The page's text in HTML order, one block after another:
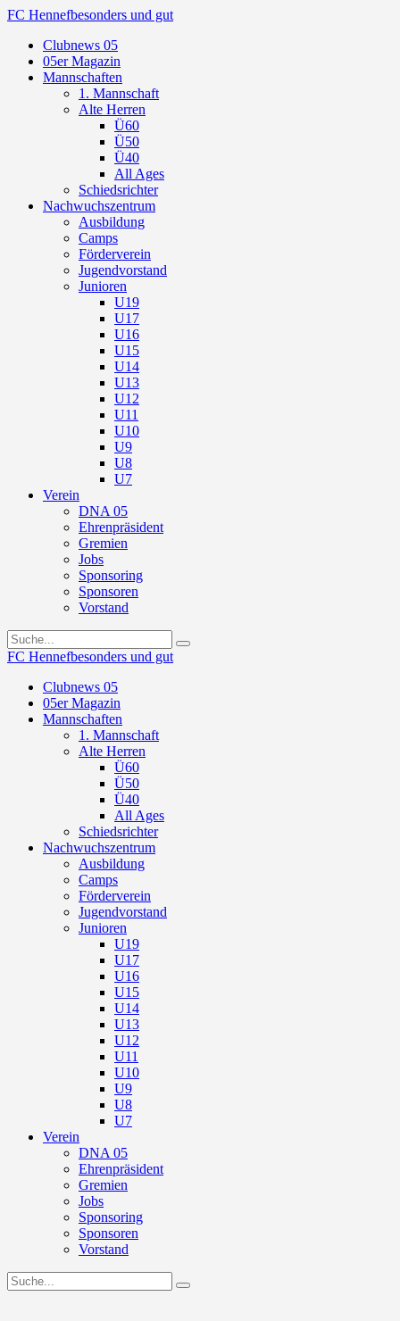
FC Hennefbesonders und gut
Clubnews 05
05er Magazin
Mannschaften
1. Mannschaft
Alte Herren
Ü60
Ü50
Ü40
All Ages
Schiedsrichter
Nachwuchszentrum
Ausbildung
Camps
Förderverein
Jugendvorstand
Junioren
U19
U17
U16
U15
U14
U13
U12
U11
U10
U9
U8
U7
Verein
DNA 05
Ehrenpräsident
Gremien
Jobs
Sponsoring
Sponsoren
Vorstand
FC Hennefbesonders und gut
Clubnews 05
05er Magazin
Mannschaften
1. Mannschaft
Alte Herren
Ü60
Ü50
Ü40
All Ages
Schiedsrichter
Nachwuchszentrum
Ausbildung
Camps
Förderverein
Jugendvorstand
Junioren
U19
U17
U16
U15
U14
U13
U12
U11
U10
U9
U8
U7
Verein
DNA 05
Ehrenpräsident
Gremien
Jobs
Sponsoring
Sponsoren
Vorstand